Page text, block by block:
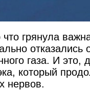
что грянула
отказались
газа. И это,
который
нервов.